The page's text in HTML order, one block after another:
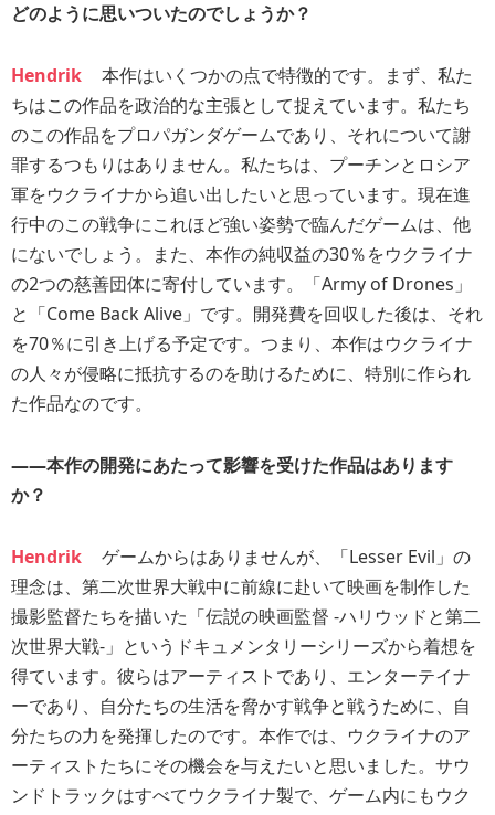
どのように思いついたのでしょうか？
Hendrik
本作はいくつかの点で特徴的です。まず、私た
ちはこの作品を政治的な主張として捉えています。私たち
のこの作品をプロパガンダゲームであり、それについて謝
罪するつもりはありません。私たちは、プーチンとロシア
軍をウクライナから追い出したいと思っています。現在進
行中のこの戦争にこれほど強い姿勢で臨んだゲームは、他
にないでしょう。また、本作の純収益の30％をウクライナ
の2つの慈善団体に寄付しています。「Army of Drones」
と「Come Back Alive」です。開発費を回収した後は、それ
を70％に引き上げる予定です。つまり、本作はウクライナ
の人々が侵略に抵抗するのを助けるために、特別に作られ
た作品なのです。
――本作の開発にあたって影響を受けた作品はあります
か？
Hendrik
ゲームからはありませんが、「Lesser Evil」の
理念は、第二次世界大戦中に前線に赴いて映画を制作した
撮影監督たちを描いた「伝説の映画監督 -ハリウッドと第二
次世界大戦-」というドキュメンタリーシリーズから着想を
得ています。彼らはアーティストであり、エンターテイナ
ーであり、自分たちの生活を脅かす戦争と戦うために、自
分たちの力を発揮したのです。本作では、ウクライナのア
ーティストたちにその機会を与えたいと思いました。サウ
ンドトラックはすべてウクライナ製で、ゲーム内にもウク